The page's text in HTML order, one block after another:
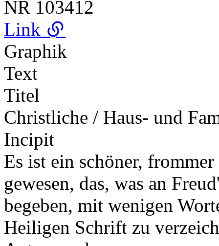
NR 103412
Link
Graphik
Text
Titel
Christliche / Haus- und
Incipit
Es ist ein schöner,
gewesen, das, was an
begeben, mit wenigen
Heiligen Schrift zu